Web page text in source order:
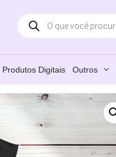
Products
search
Produtos Digitais Outros